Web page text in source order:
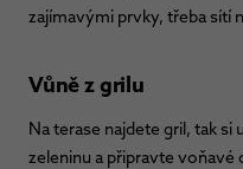
zajímavými prvky, třeba sítí
Vůně z grilu
Na terase najdete gril, tak
zeleninu a připravte